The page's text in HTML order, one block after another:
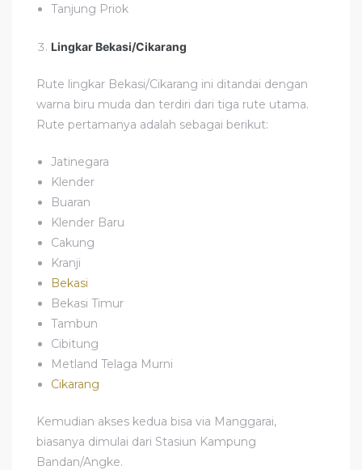
Tanjung Priok
Lingkar Bekasi/Cikarang
Rute lingkar Bekasi/Cikarang ini ditandai dengan
warna biru muda dan terdiri dari tiga rute utama.
Rute pertamanya adalah sebagai berikut:
Jatinegara
Klender
Buaran
Klender Baru
Cakung
Kranji
Bekasi
Bekasi Timur
Tambun
Cibitung
Metland Telaga Murni
Cikarang
Kemudian akses kedua bisa via Manggarai,
biasanya dimulai dari Stasiun Kampung
Bandan/Angke.